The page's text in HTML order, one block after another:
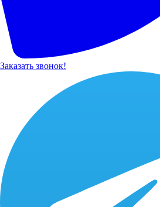
Заказать звонок!